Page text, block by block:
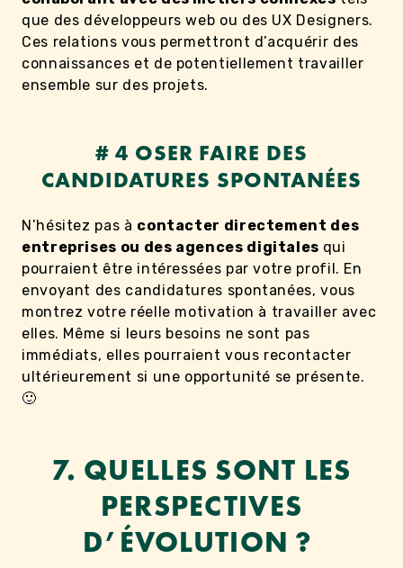
que des développeurs web ou des UX Designers.
Ces relations vous permettront d’acquérir des
connaissances et de potentiellement travailler
ensemble sur des projets.
# 4 OSER FAIRE DES
CANDIDATURES SPONTANÉES
N’hésitez pas à contacter directement des
entreprises ou des agences digitales qui
pourraient être intéressées par votre profil. En
envoyant des candidatures spontanées, vous
montrez votre réelle motivation à travailler avec
elles. Même si leurs besoins ne sont pas
immédiats, elles pourraient vous recontacter
ultérieurement si une opportunité se présente.
🙂
7. QUELLES SONT LES
PERSPECTIVES
D’ÉVOLUTION ?